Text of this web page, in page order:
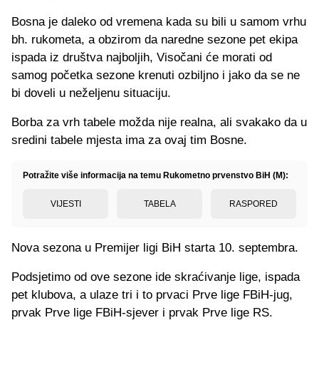
Bosna je daleko od vremena kada su bili u samom vrhu
bh. rukometa, a obzirom da naredne sezone pet ekipa
ispada iz društva najboljih, Visočani će morati od
samog početka sezone krenuti ozbiljno i jako da se ne
bi doveli u neželjenu situaciju.
Borba za vrh tabele možda nije realna, ali svakako da u
sredini tabele mjesta ima za ovaj tim Bosne.
Potražite više informacija na temu Rukometno prvenstvo BiH (M):
VIJESTI TABELA RASPORED
Nova sezona u Premijer ligi BiH starta 10. septembra.
Podsjetimo od ove sezone ide skraćivanje lige, ispada
pet klubova, a ulaze tri i to prvaci Prve lige FBiH-jug,
prvak Prve lige FBiH-sjever i prvak Prve lige RS.